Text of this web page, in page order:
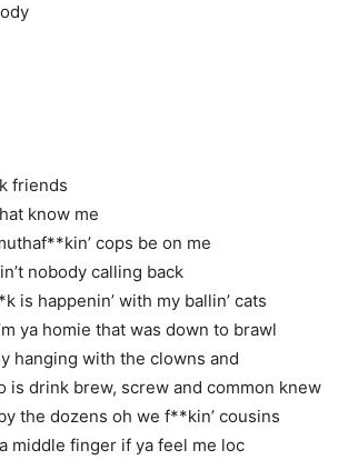
friends
know me
cops be on me
nobody calling back
is happenin’ with my ballin’ cats
ya homie that was down to brawl
hanging with the clowns and
is drink brew, screw and common knew
the dozens oh we f**kin’ cousins
middle finger if ya feel me loc